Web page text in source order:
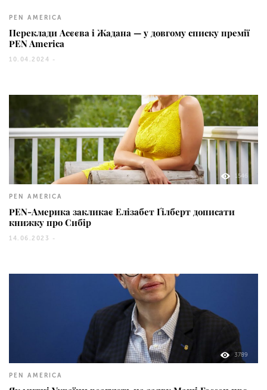
PEN AMERICA
Переклади Асєєва і Жадана — у довгому списку премії
PEN America
10.04.2024 -
1546
PEN AMERICA
PEN-Америка закликає Елізабет Ґілберт дописати
книжку про Сибір
14.06.2023 -
3789
PEN AMERICA